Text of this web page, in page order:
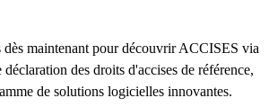
dès maintenant pour découvrir ACCISES via
des droits d'accises de référence,
de solutions logicielles innovantes.